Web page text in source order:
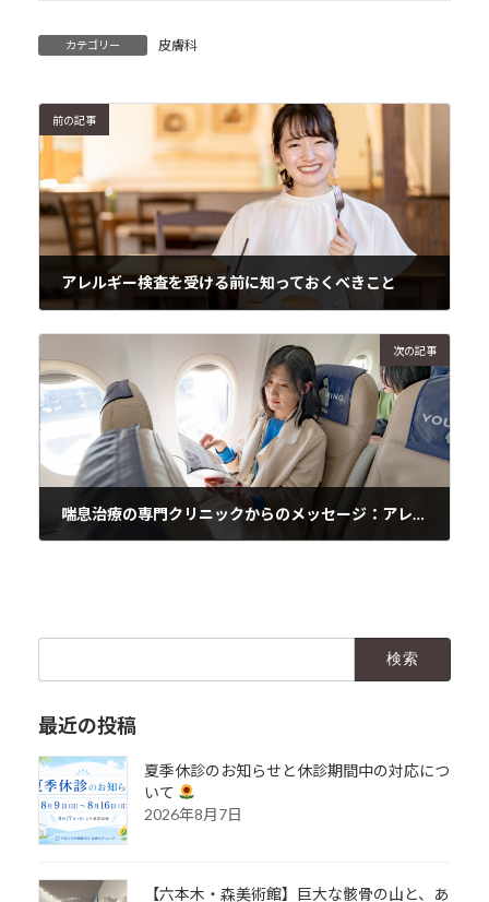
カテゴリー 皮膚科
前の記事
アレルギー検査を受ける前に知っておくべきこと
次の記事
喘息治療の専門クリニックからのメッセージ：アレルギーだけが原因ではない喘息について
最近の投稿
夏季休診のお知らせと休診期間中の対応につ
いて
2026年8月7日
【六本木・森美術館】巨大な骸骨の山と、あ